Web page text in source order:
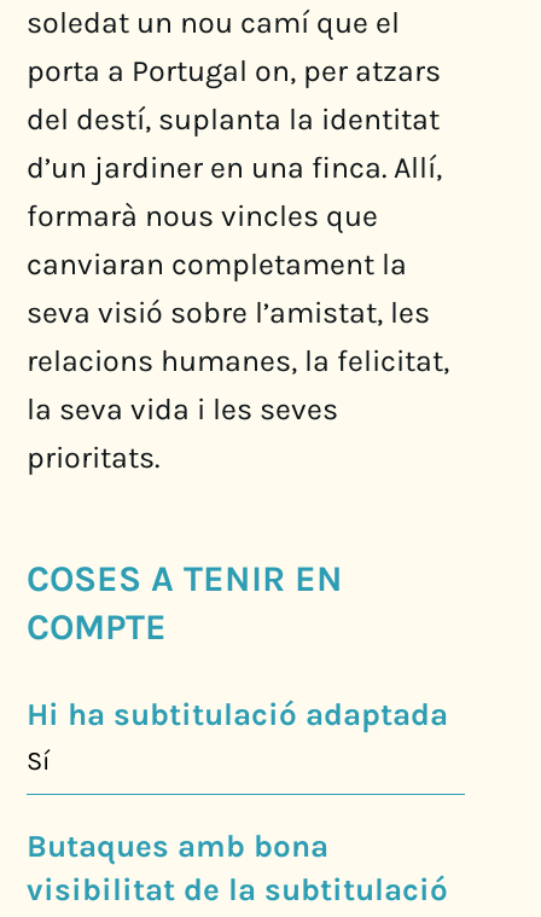
soledat un nou camí que el
porta a Portugal on, per atzars
del destí, suplanta la identitat
d’un jardiner en una finca. Allí,
formarà nous vincles que
canviaran completament la
seva visió sobre l’amistat, les
relacions humanes, la felicitat,
la seva vida i les seves
prioritats.
COSES A TENIR EN
COMPTE
Hi ha subtitulació adaptada
Sí
Butaques amb bona
visibilitat de la subtitulació